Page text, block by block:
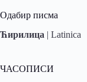
Одабир писма
Ћирилица | Latinica
ЧАСОПИСИ